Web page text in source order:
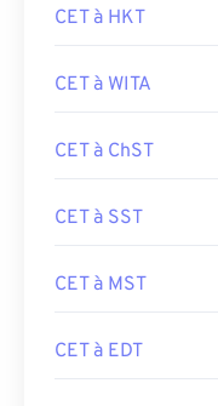
CET à HKT
CET à WITA
CET à ChST
CET à SST
CET à MST
CET à EDT